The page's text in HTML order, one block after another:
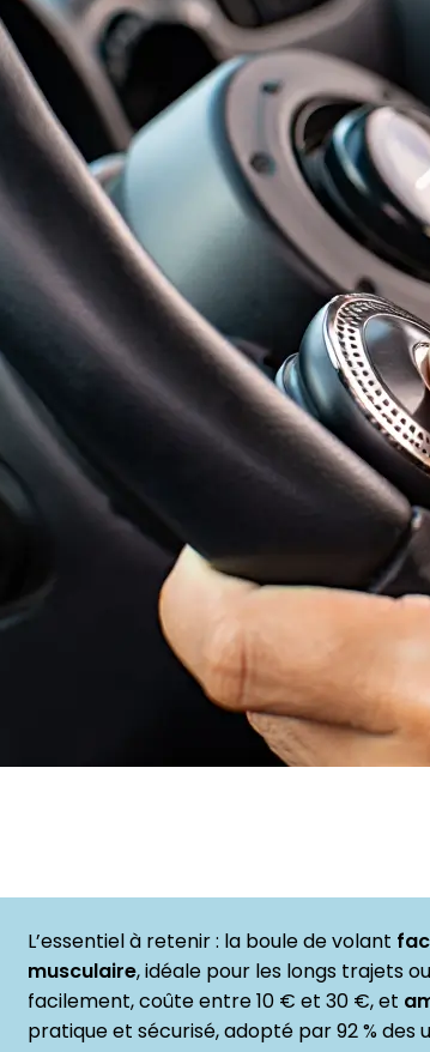
L’essentiel à retenir : la boule de volant
musculaire, idéale pour les longs trajets
facilement, coûte entre 10 € et 30 €, et
pratique et sécurisé, adopté par 92 % des